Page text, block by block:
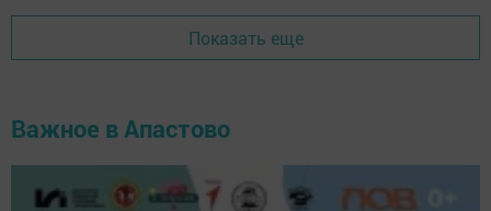
Важное в Апастово
Показать еще